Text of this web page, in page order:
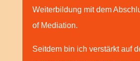
Weiterbildung mit dem
of Mediation.
Seitdem bin ich verstärkt auf